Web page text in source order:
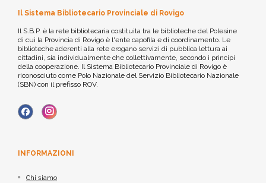
Il Sistema Bibliotecario Provinciale di Rovigo
Il S.B.P. è la rete bibliotecaria costituita tra le biblioteche del Polesine
di cui la Provincia di Rovigo è l'ente capofila e di coordinamento. Le
biblioteche aderenti alla rete erogano servizi di pubblica lettura ai
cittadini, sia individualmente che collettivamente, secondo i principi
della cooperazione. Il Sistema Bibliotecario Provinciale di Rovigo è
riconosciuto come Polo Nazionale del Servizio Bibliotecario Nazionale
(SBN) con il prefisso ROV.
INFORMAZIONI
Chi siamo